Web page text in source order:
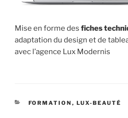
Mise en forme des fiches
adaptation du design et de
avec l’agence Lux Modernis
CATÉGORIES
FORMATION , LUX-BEAUTÉ